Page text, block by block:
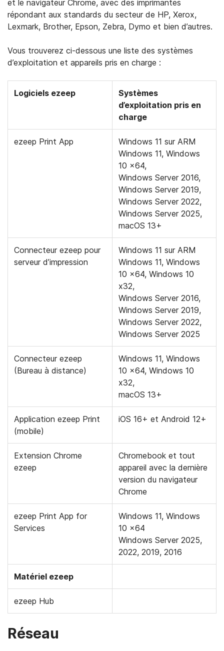
et le navigateur Chrome, avec des imprimantes
répondant aux standards du secteur de HP, Xerox,
Lexmark, Brother, Epson, Zebra, Dymo et bien d’autres.
Vous trouverez ci-dessous une liste des systèmes
d’exploitation et appareils pris en charge :
Logiciels ezeep
Systèmes
d’exploitation pris en
charge
ezeep Print App
Windows 11 sur ARM
Windows 11, Windows
10 x64,
Windows Server 2016,
Windows Server 2019,
Windows Server 2022,
Windows Server 2025,
macOS 13+
Connecteur ezeep pour
serveur d’impression
Windows 11 sur ARM
Windows 11, Windows
10 x64, Windows 10
x32,
Windows Server 2016,
Windows Server 2019,
Windows Server 2022,
Windows Server 2025
Connecteur ezeep
(Bureau à distance)
Windows 11, Windows
10 x64, Windows 10
x32,
macOS 13+
Application ezeep Print
(mobile)
iOS 16+ et Android 12+
Extension Chrome
ezeep
Chromebook et tout
appareil avec la dernière
version du navigateur
Chrome
ezeep Print App for
Services
Windows 11, Windows
10 x64
Windows Server 2025,
2022, 2019, 2016
Matériel ezeep
ezeep Hub
Réseau